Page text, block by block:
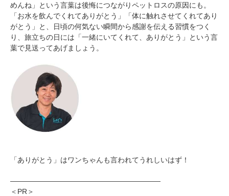
めんね」という言葉は後悔につながりペットロスの原因にも。
「お水を飲んでくれてありがとう」「体に触れさせてくれてあり
がとう」と、日頃の何気ない瞬間から感謝を伝える習慣をつく
り、旅立ちの日には「一緒にいてくれて、ありがとう」という言
葉で見送ってあげましょう。
「ありがとう」はワンちゃんも言われてうれしいはず！
―――――――――――――――――――――
＜PR＞